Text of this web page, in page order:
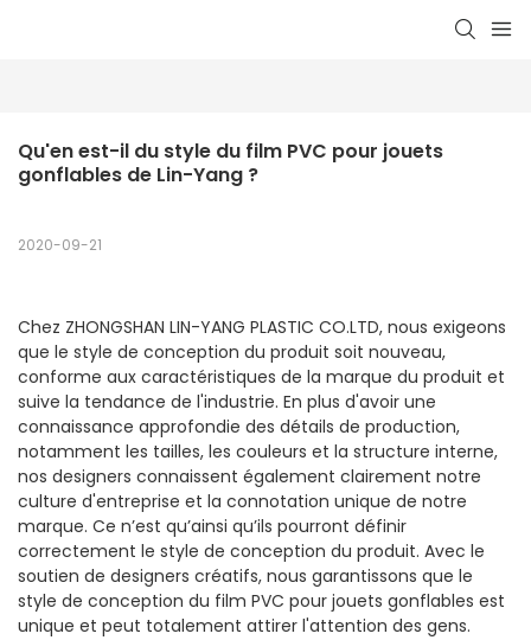
Qu'en est-il du style du film PVC pour jouets
gonflables de Lin-Yang ?
2020-09-21
Chez ZHONGSHAN LIN-YANG PLASTIC CO.LTD, nous exigeons
que le style de conception du produit soit nouveau,
conforme aux caractéristiques de la marque du produit et
suive la tendance de l'industrie. En plus d'avoir une
connaissance approfondie des détails de production,
notamment les tailles, les couleurs et la structure interne,
nos designers connaissent également clairement notre
culture d'entreprise et la connotation unique de notre
marque. Ce n’est qu’ainsi qu’ils pourront définir
correctement le style de conception du produit. Avec le
soutien de designers créatifs, nous garantissons que le
style de conception du film PVC pour jouets gonflables est
unique et peut totalement attirer l'attention des gens.